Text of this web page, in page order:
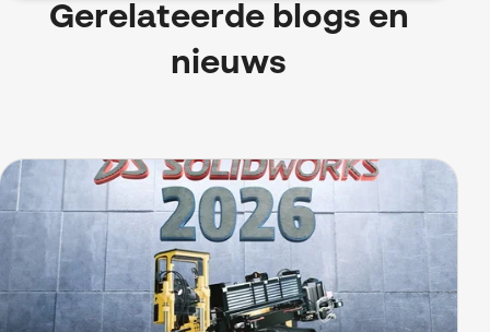
Gerelateerde blogs en
nieuws